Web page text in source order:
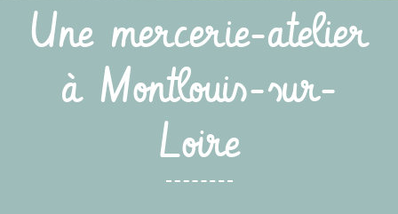
Une mercerie-atelier
à Montlouis-sur-
Loire